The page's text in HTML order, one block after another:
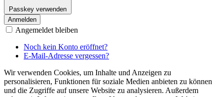
Passkey verwenden
Anmelden
Angemeldet bleiben
Noch kein Konto eröffnet?
E-Mail-Adresse vergessen?
Wir verwenden Cookies, um Inhalte und Anzeigen zu
personalisieren, Funktionen für soziale Medien anbieten zu können
und die Zugriffe auf unsere Website zu analysieren. Außerdem